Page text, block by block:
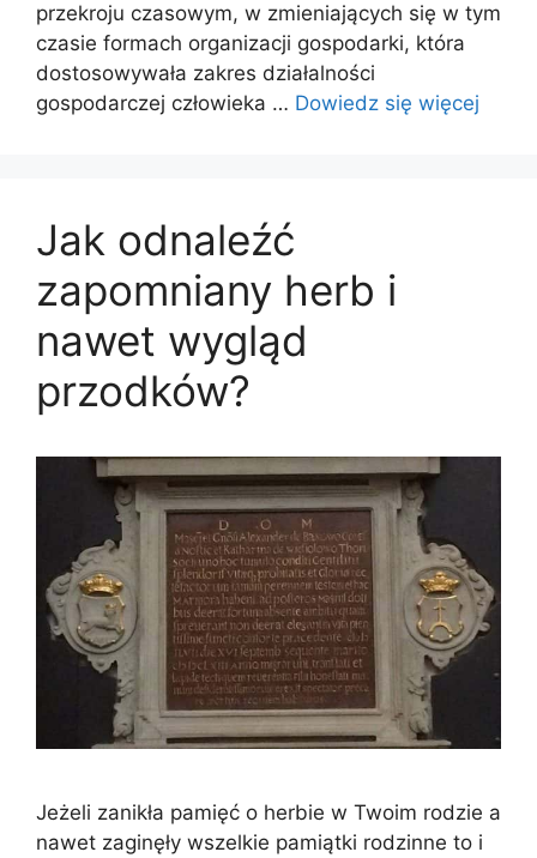
przekroju czasowym, w zmieniających się w tym
czasie formach organizacji gospodarki, która
dostosowywała zakres działalności
gospodarczej człowieka … Dowiedz się więcej
Jak odnaleźć
zapomniany herb i
nawet wygląd
przodków?
Jeżeli zanikła pamięć o herbie w Twoim rodzie a
nawet zaginęły wszelkie pamiątki rodzinne to i